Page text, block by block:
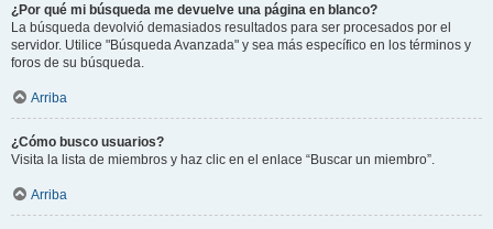
¿Por qué mi búsqueda me devuelve una página en blanco?
La búsqueda devolvió demasiados resultados para ser procesados por el
servidor. Utilice "Búsqueda Avanzada" y sea más específico en los términos y
foros de su búsqueda.
Arriba
¿Cómo busco usuarios?
Visita la lista de miembros y haz clic en el enlace “Buscar un miembro”.
Arriba